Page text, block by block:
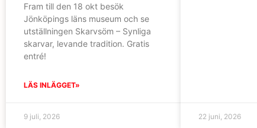
Fram till den 18 okt besök
Jönköpings läns museum och se
utställningen Skarvsöm – Synliga
skarvar, levande tradition. Gratis
entré!
LÄS INLÄGGET»
9 juli, 2026 22 juni, 2026